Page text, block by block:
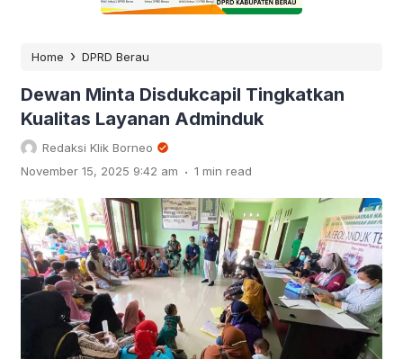
Home › DPRD Berau
Dewan Minta Disdukcapil Tingkatkan
Kualitas Layanan Adminduk
Redaksi Klik Borneo
November 15, 2025 9:42 am . 1 min read